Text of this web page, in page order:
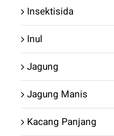
Insektisida
Inul
Jagung
Jagung Manis
Kacang Panjang